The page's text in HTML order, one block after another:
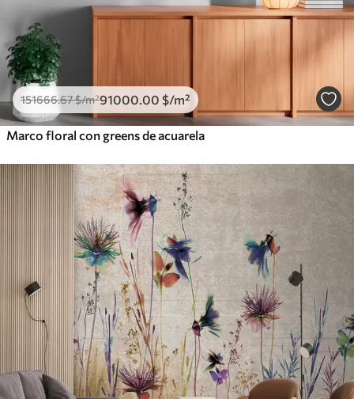
151666.67$/m²91000 .00 $/m²
Marco floral con greens de acuarela